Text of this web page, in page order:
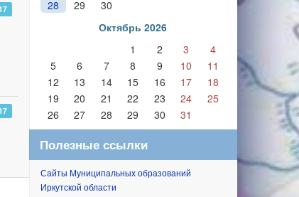
28
29
30
Октябрь 2026
1
2 3
4
5
6 7 8 9 10
11
12
13 14 15 16 17
18
19
20 21 22 23 24
25
26
27 28 29 30 31
Полезные ссылки
Сайты Муниципальных образований
Иркутской области